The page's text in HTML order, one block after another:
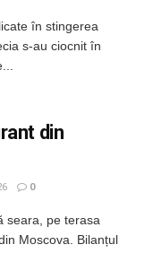
în stingerea
s-au ciocnit în
din
0
seara, pe terasa
Moscova. Bilanțul